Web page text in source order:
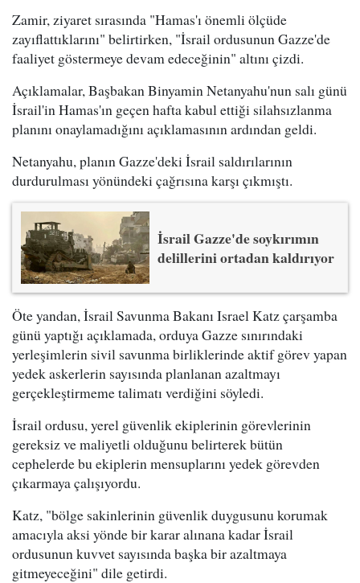
Zamir, ziyaret sırasında "Hamas'ı önemli ölçüde
zayıflattıklarını" belirtirken, "İsrail ordusunun Gazze'de
faaliyet göstermeye devam edeceğinin" altını çizdi.
Açıklamalar, Başbakan Binyamin Netanyahu'nun salı günü
İsrail'in Hamas'ın geçen hafta kabul ettiği silahsızlanma
planını onaylamadığını açıklamasının ardından geldi.
Netanyahu, planın Gazze'deki İsrail saldırılarının
durdurulması yönündeki çağrısına karşı çıkmıştı.
İsrail Gazze'de soykırımın
delillerini ortadan kaldırıyor
Öte yandan, İsrail Savunma Bakanı Israel Katz çarşamba
günü yaptığı açıklamada, orduya Gazze sınırındaki
yerleşimlerin sivil savunma birliklerinde aktif görev yapan
yedek askerlerin sayısında planlanan azaltmayı
gerçekleştirmeme talimatı verdiğini söyledi.
İsrail ordusu, yerel güvenlik ekiplerinin görevlerinin
gereksiz ve maliyetli olduğunu belirterek bütün
cephelerde bu ekiplerin mensuplarını yedek görevden
çıkarmaya çalışıyordu.
Katz, "bölge sakinlerinin güvenlik duygusunu korumak
amacıyla aksi yönde bir karar alınana kadar İsrail
ordusunun kuvvet sayısında başka bir azaltmaya
gitmeyeceğini" dile getirdi.